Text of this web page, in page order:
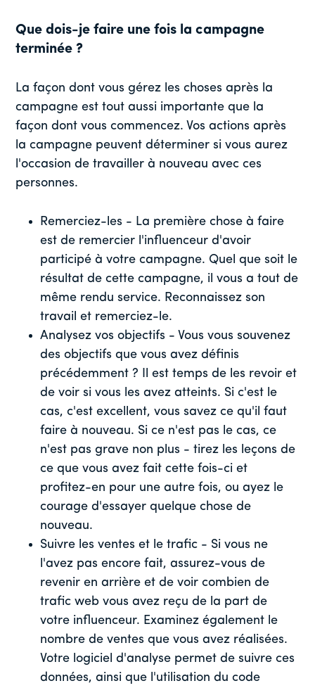
Que dois-je faire une fois la campagne
terminée ?
La façon dont vous gérez les choses après la
campagne est tout aussi importante que la
façon dont vous commencez. Vos actions après
la campagne peuvent déterminer si vous aurez
l'occasion de travailler à nouveau avec ces
personnes.
Remerciez-les - La première chose à faire
est de remercier l'influenceur d'avoir
participé à votre campagne. Quel que soit le
résultat de cette campagne, il vous a tout de
même rendu service. Reconnaissez son
travail et remerciez-le.
Analysez vos objectifs - Vous vous souvenez
des objectifs que vous avez définis
précédemment ? Il est temps de les revoir et
de voir si vous les avez atteints. Si c'est le
cas, c'est excellent, vous savez ce qu'il faut
faire à nouveau. Si ce n'est pas le cas, ce
n'est pas grave non plus - tirez les leçons de
ce que vous avez fait cette fois-ci et
profitez-en pour une autre fois, ou ayez le
courage d'essayer quelque chose de
nouveau.
Suivre les ventes et le trafic - Si vous ne
l'avez pas encore fait, assurez-vous de
revenir en arrière et de voir combien de
trafic web vous avez reçu de la part de
votre influenceur. Examinez également le
nombre de ventes que vous avez réalisées.
Votre logiciel d'analyse permet de suivre ces
données, ainsi que l'utilisation du code